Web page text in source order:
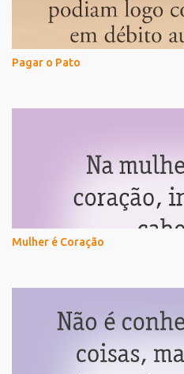
Pagar o Pato
Mulher é Coração